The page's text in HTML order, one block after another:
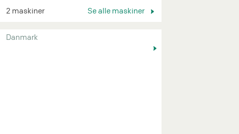
2 maskiner Se alle maskiner
Danmark